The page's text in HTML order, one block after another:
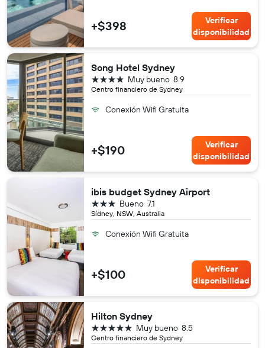
+$398
Verificar
disponibilidad
Song Hotel Sydney
Centro financiero de Sydney
8.9
Muy bueno
4 estrellas
Conexión Wifi Gratuita
+$190
Verificar
disponibilidad
ibis budget Sydney Airport
Sídney, NSW, Australia
7.1
Bueno
3 estrellas
Conexión Wifi Gratuita
+$100
Verificar
disponibilidad
Hilton Sydney
Centro financiero de Sydney
8.5
Muy bueno
5 estrellas